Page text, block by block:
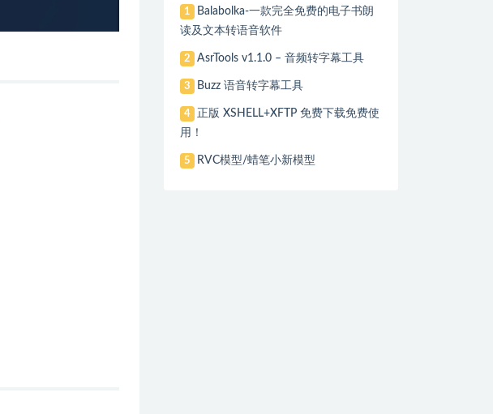
1
Balabolka-一款完全免费的电子书朗
读及文本转语音软件
2 AsrTools v1.1.0 – 音频转字幕工具
3 Buzz 语音转字幕工具
4
正版 XSHELL+XFTP 免费下载免费使
用！
5 RVC模型/蜡笔小新模型